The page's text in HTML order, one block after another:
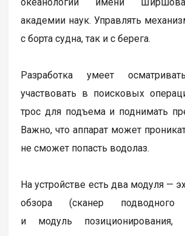
академии наук. Управлять
с борта судна, так и с берега.
Разработка умеет
участвовать в поисковых
трос для подъема и поднимать
Важно, что аппарат может
не сможет попасть водолаз.
На устройстве есть два модуля —
обзора (сканер подводного
и модуль позиционирования,